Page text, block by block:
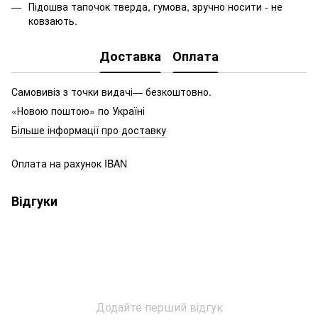
Підошва тапочок тверда, гумова, зручно носити - не
ковзають.
Доставка Оплата
Самовивіз з точки видачі— безкоштовно.
«Новою поштою» по Україні
Більше інформації про доставку
Оплата на рахунок IBAN
Відгуки
Додайте перший відгук